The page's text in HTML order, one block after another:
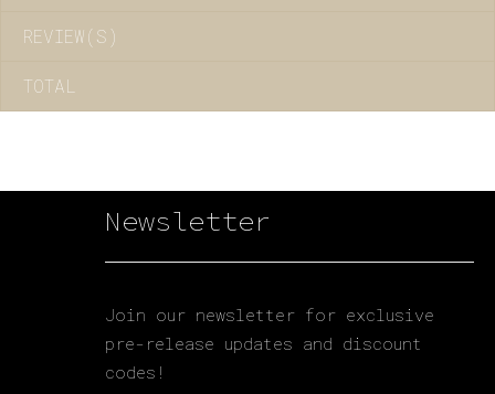
REVIEW(S)
TOTAL
Newsletter
Join our newsletter for exclusive
pre-release updates and discount
codes!